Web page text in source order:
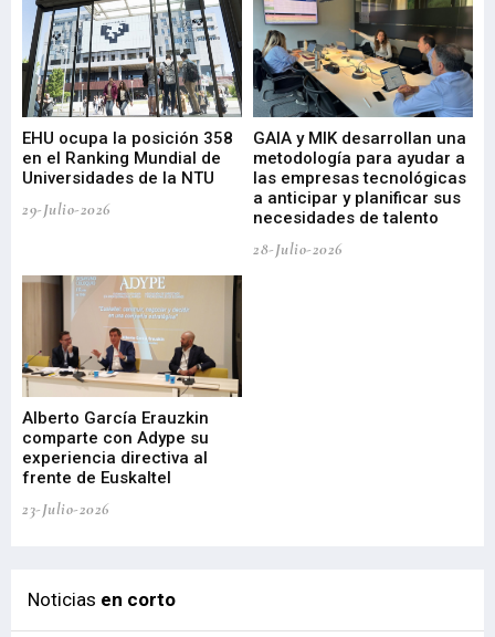
EHU ocupa la posición 358
en el Ranking Mundial de
Universidades de la NTU
29-Julio-2026
GAIA y MIK desarrollan una
metodología para ayudar a
las empresas tecnológicas
a anticipar y planificar sus
necesidades de talento
28-Julio-2026
Alberto García Erauzkin
comparte con Adype su
experiencia directiva al
frente de Euskaltel
23-Julio-2026
Noticias en corto